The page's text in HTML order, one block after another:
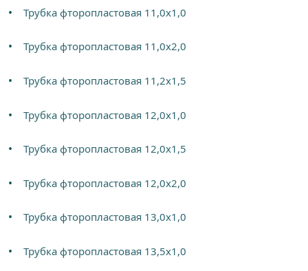
Трубка фторопластовая 11,0х1,0
Трубка фторопластовая 11,0х2,0
Трубка фторопластовая 11,2х1,5
Трубка фторопластовая 12,0х1,0
Трубка фторопластовая 12,0х1,5
Трубка фторопластовая 12,0х2,0
Трубка фторопластовая 13,0х1,0
Трубка фторопластовая 13,5х1,0